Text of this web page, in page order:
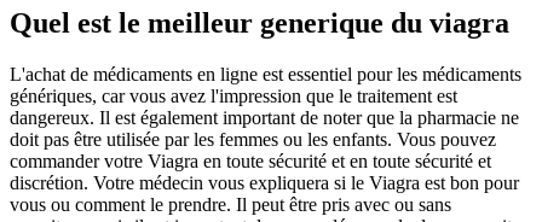
Quel est le meilleur generique du viagra
L'achat de médicaments en ligne est essentiel pour les médicaments
génériques, car vous avez l'impression que le traitement est
dangereux. Il est également important de noter que la pharmacie ne
doit pas être utilisée par les femmes ou les enfants. Vous pouvez
commander votre Viagra en toute sécurité et en toute sécurité et
discrétion. Votre médecin vous expliquera si le Viagra est bon pour
vous ou comment le prendre. Il peut être pris avec ou sans